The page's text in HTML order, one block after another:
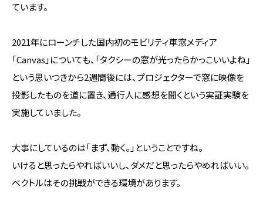
ています。
2021年にローンチした国内初のモビリティ車窓メディア
「Canvas」についても、「タクシーの窓が光ったらかっこいいよね」
という思いつきから2週間後には、プロジェクターで窓に映像を
投影したものを道に置き、通行人に感想を聞くという実証実験を
実施していました。
大事にしているのは「まず、動く。」ということですね。
いけると思ったらやればいいし、ダメだと思ったらやめればいい。
ベクトルはその挑戦ができる環境があります。